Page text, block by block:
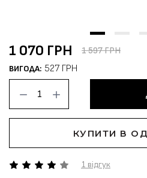
1 відгук
1 070 ГРН 1 597 ГРН
ВИГОДА: 527 ГРН
КУПИТИ В